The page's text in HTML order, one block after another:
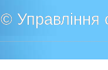
© Управління